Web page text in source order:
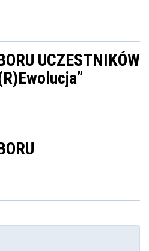
UCZESTNIKÓW